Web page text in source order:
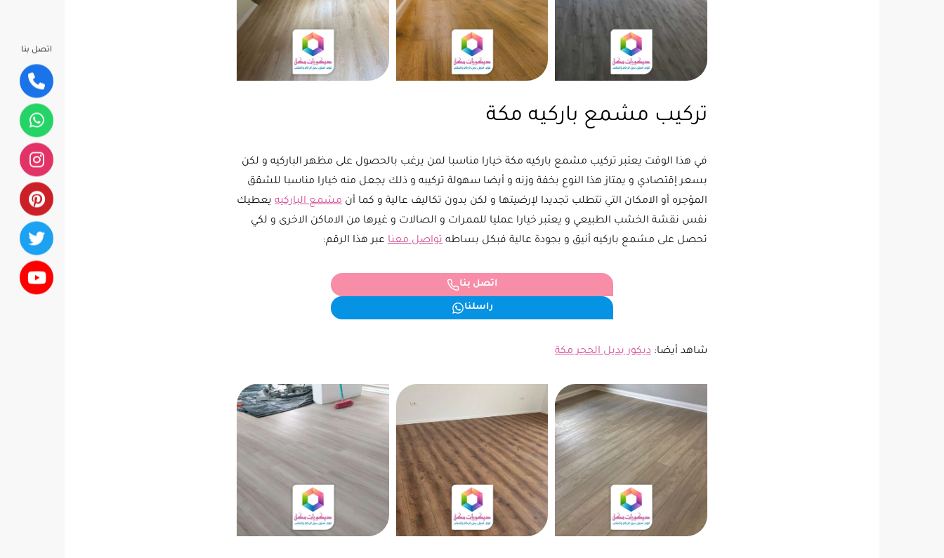
تركيب مشمع باركيه مكة
في هذا الوقت يعتبر تركيب مشمع باركيه مكة خيارا مناسبا لمن يرغب بالحصول على مظهر الباركيه و لكن
بسعر إقتصادي و يمتاز هذا النوع بخفة وزنه و أيضا سهولة تركيبه و ذلك يجعل منه خيارا مناسبا للشقق
المؤجره أو الامكان التي تتطلب تجديدا لإرضيتها و لكن بدون تكاليف عالية و كما أن مشمع الباركيه يعطيك
نفس نقشة الخشب الطبيعي و يعتبر خيارا عمليا للممرات و الصالات و غيرها من الاماكن الاخرى و لكي
تحصل على مشمع باركيه أنيق و بجودة عالية فبكل بساطه تواصل معنا عبر هذا الرقم:
اتصل بنا
راسلنا
شاهد أيضا: ديكور بديل الحجر مكة
اتصل بنا